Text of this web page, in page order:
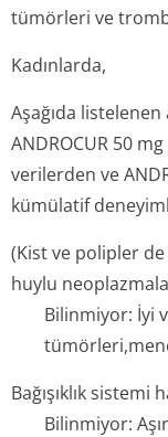
tümörleri ve
Kadınlarda,
Aşağıda
ANDROCUR 50
verilerden ve
kümülatif
(Kist ve polipler
huylu
Bilinmiyor: İyi
tümörleri
Bağışıklık sistemi
Bilinmiyor: